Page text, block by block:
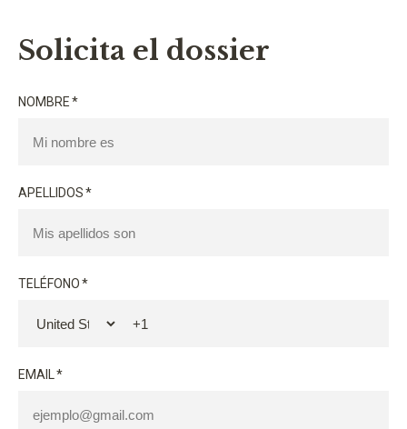
Solicita el dossier
NOMBRE*
APELLIDOS*
TELÉFONO*
EMAIL*